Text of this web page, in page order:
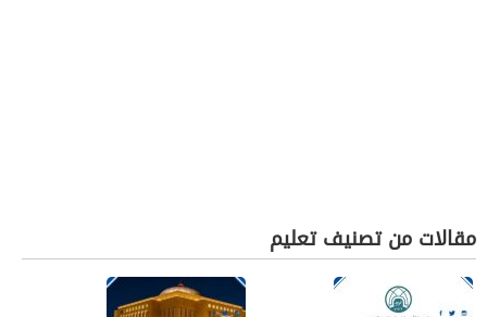
مقالات من تصنيف تعليم